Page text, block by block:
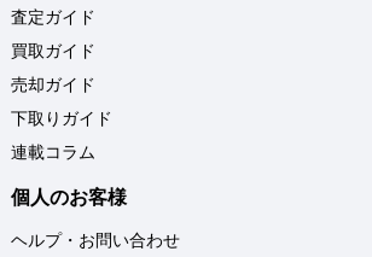
査定ガイド
買取ガイド
売却ガイド
下取りガイド
連載コラム
個人のお客様
ヘルプ・お問い合わせ